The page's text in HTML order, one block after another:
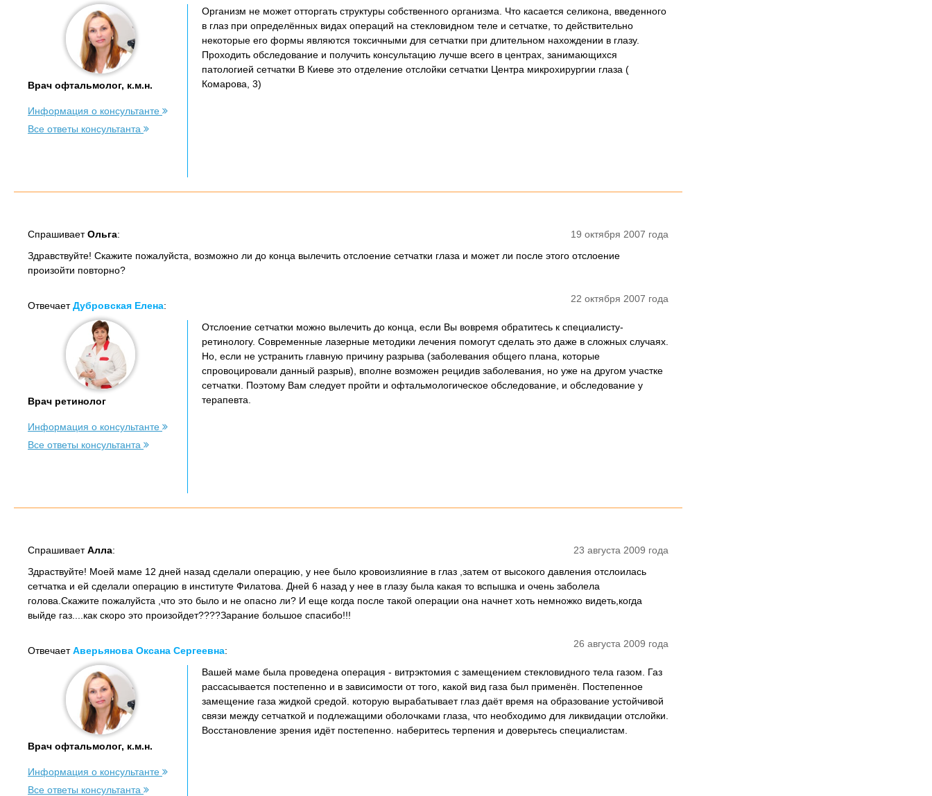
Врач офтальмолог, к.м.н.
Информация о консультанте
Все ответы консультанта
Организм не может отторгать структуры собственного организма. Что касается селикона, введенного
в глаз при определённых видах операций на стекловидном теле и сетчатке, то действительно
некоторые его формы являются токсичными для сетчатки при длительном нахождении в глазу.
Проходить обследование и получить консультацию лучше всего в центрах, занимающихся
патологией сетчатки В Киеве это отделение отслойки сетчатки Центра микрохирургии глаза (
Комарова, 3)
19 октября 2007 года
СпрашиваетОльга:
Здравствуйте! Скажите пожалуйста, возможно ли до конца вылечить отслоение сетчатки глаза и может ли после этого отслоение
произойти повторно?
22 октября 2007 года
ОтвечаетДубровская Елена:
Врач ретинолог
Информация о консультанте
Все ответы консультанта
Отслоение сетчатки можно вылечить до конца, если Вы вовремя обратитесь к специалисту-
ретинологу. Современные лазерные методики лечения помогут сделать это даже в сложных случаях.
Но, если не устранить главную причину разрыва (заболевания общего плана, которые
спровоцировали данный разрыв), вполне возможен рецидив заболевания, но уже на другом участке
сетчатки. Поэтому Вам следует пройти и офтальмологическое обследование, и обследование у
терапевта.
23 августа 2009 года
СпрашиваетАлла:
Здраствуйте! Моей маме 12 дней назад сделали операцию, у нее было кровоизлияние в глаз ,затем от высокого давления отслоилась
сетчатка и ей сделали операцию в институте Филатова. Дней 6 назад у нее в глазу была какая то вспышка и очень заболела
голова.Скажите пожалуйста ,что это было и не опасно ли? И еще когда после такой операции она начнет хоть немножко видеть,когда
выйде газ....как скоро это произойдет????Зарание большое спасибо!!!
26 августа 2009 года
ОтвечаетАверьянова Оксана Сергеевна:
Врач офтальмолог, к.м.н.
Информация о консультанте
Все ответы консультанта
Вашей маме была проведена операция - витрэктомия с замещением стекловидного тела газом. Газ
рассасывается постепенно и в зависимости от того, какой вид газа был применён. Постепенное
замещение газа жидкой средой. которую вырабатывает глаз даёт время на образование устойчивой
связи между сетчаткой и подлежащими оболочками глаза, что необходимо для ликвидации отслойки.
Восстановление зрения идёт постепенно. наберитесь терпения и доверьтесь специалистам.